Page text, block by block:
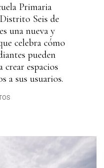
Primaria
Seis de
una nueva y
celebra cómo
pueden
espacios
a sus usuarios.